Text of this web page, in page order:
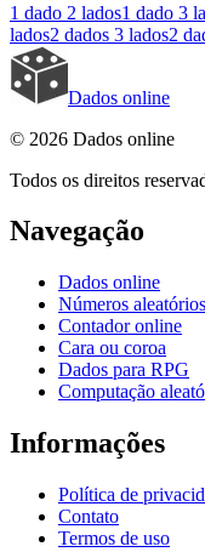
1 dado 2 lados1 dado 3
lados2 dados 3 lados2
Dados online
© 2026 Dados online
Todos os direitos
Navegação
Dados online
Números aleatórios
Contador online
Cara ou coroa
Dados para RPG
Computação
Informações
Política de
Contato
Termos de uso